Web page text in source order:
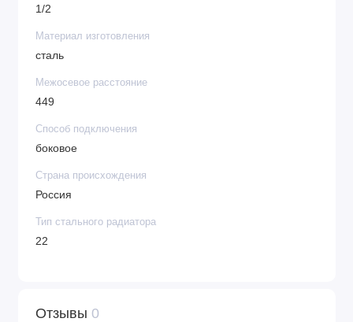
1/2
Материал изготовления
сталь
Межосевое расстояние
449
Способ подключения
боковое
Страна происхождения
Россия
Тип стального радиатора
22
Отзывы 0